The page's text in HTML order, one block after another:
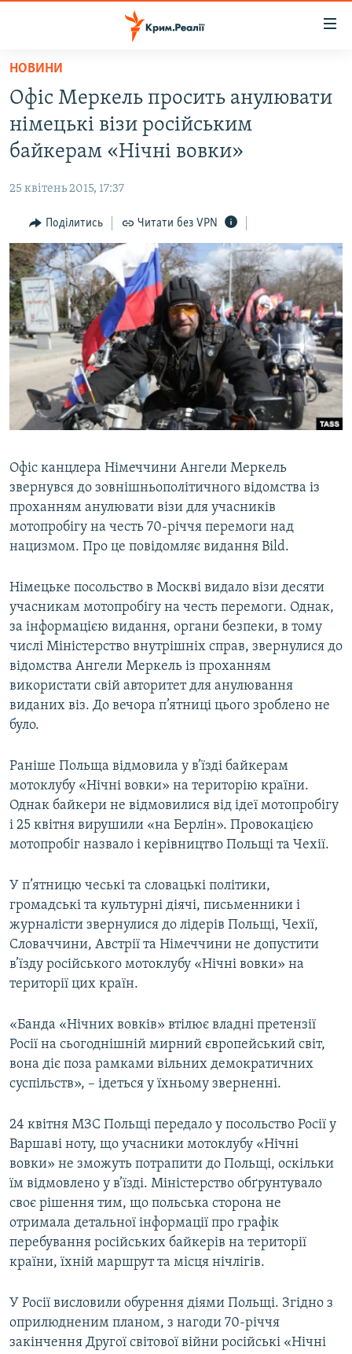
Перейти
основного
матеріалу
Перейти
до
основної
Перейти
до
пошуку
НОВИНИ
ВОДА.КРИМ
ВІДЕО ТА ФОТО
БЛОГИ
ПОГЛЯД
ІНТЕРВ'Ю
ВСЕ ЗА ДЕНЬ
СПЕЦПРОЕКТИ
ДЕПОРТАЦІЯ
ВІДЕОУРОКИ «ELIFBE»
СВІДЧЕННЯ ОКУПАЦІЇ
УКРАЇНСЬКА ПРОБЛЕМА КРИМУ
ЯК ОБІЙТИ БЛОКУВАННЯ
Qırımtatar
Усі сайти RFE/RL
НОВИНИ
Офіс Меркель просить анулювати
німецькі візи російським
байкерам «Нічні вовки»
25 квітень 2015, 17:37
Поділитись Читати без VPN
Офіс канцлера Німеччини Ангели Меркель
звернувся до зовнішньополітичного відомства із
проханням анулювати візи для учасників
мотопробігу на честь 70-річчя перемоги над
нацизмом. Про це повідомляє видання Bild.
Німецьке посольство в Москві видало візи десяти
учасникам мотопробігу на честь перемоги. Однак,
за інформацією видання, органи безпеки, в тому
числі Міністерство внутрішніх справ, звернулися до
відомства Ангели Меркель із проханням
використати свій авторитет для анулювання
виданих віз. До вечора п’ятниці цього зроблено не
було.
Раніше Польща відмовила у в’їзді байкерам
мотоклубу «Нічні вовки» на територію країни.
Однак байкери не відмовилися від ідеї мотопробігу
і 25 квітня вирушили «на Берлін». Провокацією
мотопробіг назвало і керівництво Польщі та Чехії.
У п’ятницю чеські та словацькі політики,
громадські та культурні діячі, письменники і
журналісти звернулися до лідерів Польщі, Чехії,
Словаччини, Австрії та Німеччини не допустити
в’їзду російського мотоклубу «Нічні вовки» на
території цих країн.
«Банда «Нічних вовків» втілює владні претензії
Росії на сьогоднішній мирний європейський світ,
вона діє поза рамками вільних демократичних
суспільств», – ідеться у їхньому зверненні.
24 квітня МЗС Польщі передало у посольство Росії у
Варшаві ноту, що учасники мотоклубу «Нічні
вовки» не зможуть потрапити до Польщі, оскільки
їм відмовлено у в’їзді. Міністерство обґрунтувало
своє рішення тим, що польська сторона не
отримала детальної інформації про графік
перебування російських байкерів на території
країни, їхній маршрут та місця нічлігів.
У Росії висловили обурення діями Польщі. Згідно з
оприлюдненим планом, з нагоди 70-річчя
закінчення Другої світової війни російські «Нічні